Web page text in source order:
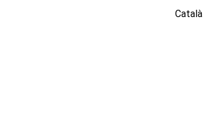
Català